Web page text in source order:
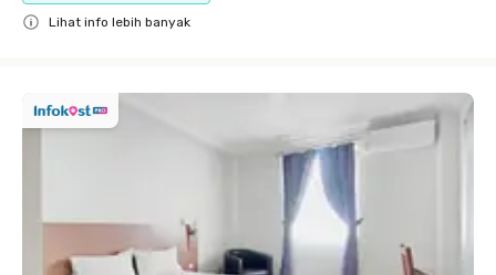
Lihat info lebih banyak